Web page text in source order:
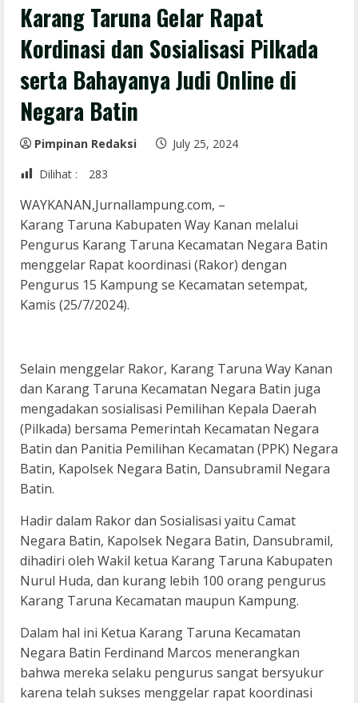
Karang Taruna Gelar Rapat
Kordinasi dan Sosialisasi Pilkada
serta Bahayanya Judi Online di
Negara Batin
Pimpinan Redaksi
July 25, 2024
Dilihat :
283
WAYKANAN,Jurnallampung.com, –
Karang Taruna Kabupaten Way Kanan melalui
Pengurus Karang Taruna Kecamatan Negara Batin
menggelar Rapat koordinasi (Rakor) dengan
Pengurus 15 Kampung se Kecamatan setempat,
Kamis (25/7/2024).
Selain menggelar Rakor, Karang Taruna Way Kanan
dan Karang Taruna Kecamatan Negara Batin juga
mengadakan sosialisasi Pemilihan Kepala Daerah
(Pilkada) bersama Pemerintah Kecamatan Negara
Batin dan Panitia Pemilihan Kecamatan (PPK) Negara
Batin, Kapolsek Negara Batin, Dansubramil Negara
Batin.
Hadir dalam Rakor dan Sosialisasi yaitu Camat
Negara Batin, Kapolsek Negara Batin, Dansubramil,
dihadiri oleh Wakil ketua Karang Taruna Kabupaten
Nurul Huda, dan kurang lebih 100 orang pengurus
Karang Taruna Kecamatan maupun Kampung.
Dalam hal ini Ketua Karang Taruna Kecamatan
Negara Batin Ferdinand Marcos menerangkan
bahwa mereka selaku pengurus sangat bersyukur
karena telah sukses menggelar rapat koordinasi